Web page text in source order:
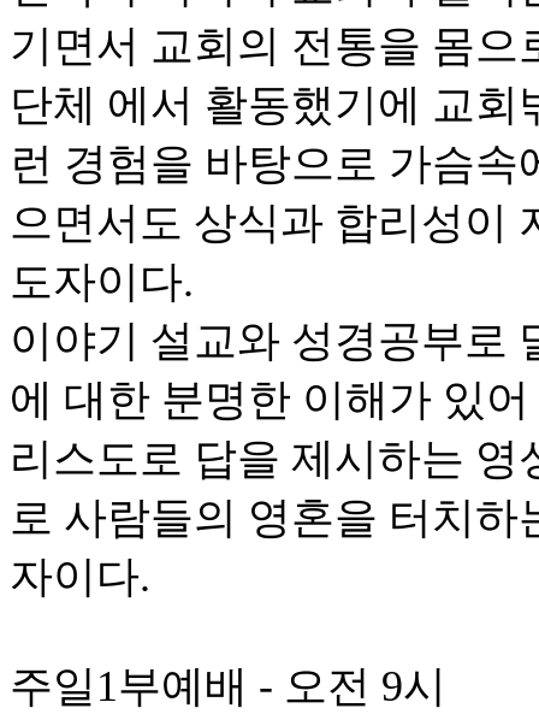
기면서 교회의 전통을 몸으
단체 에서 활동했기에 교
런 경험을 바탕으로 가슴
으면서도 상식과 합리성이
도자이다.
이야기 설교와 성경공부로
에 대한 분명한 이해가 있
리스도로 답을 제시하는
로 사람들의 영혼을 터치
자이다.
주일1부예배 - 오전 9시